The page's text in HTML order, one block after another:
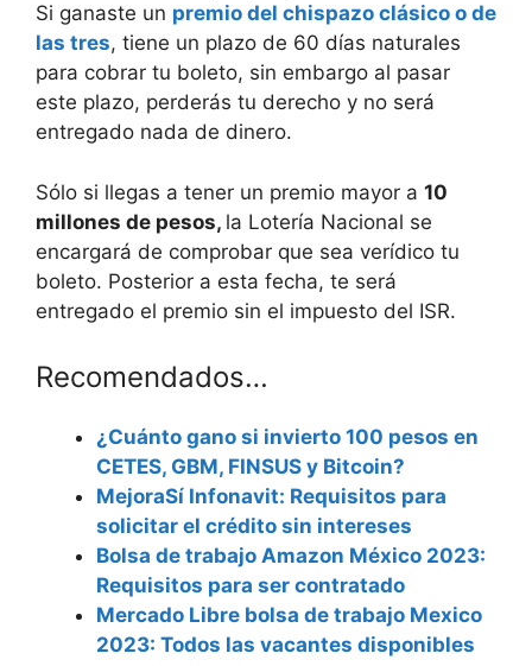
Si ganaste un premio del chispazo clásico o de
las tres, tiene un plazo de 60 días naturales
para cobrar tu boleto, sin embargo al pasar
este plazo, perderás tu derecho y no será
entregado nada de dinero.
Sólo si llegas a tener un premio mayor a 10
millones de pesos, la Lotería Nacional se
encargará de comprobar que sea verídico tu
boleto. Posterior a esta fecha, te será
entregado el premio sin el impuesto del ISR.
Recomendados…
¿Cuánto gano si invierto 100 pesos en
CETES, GBM, FINSUS y Bitcoin?
MejoraSí Infonavit: Requisitos para
solicitar el crédito sin intereses
Bolsa de trabajo Amazon México 2023:
Requisitos para ser contratado
Mercado Libre bolsa de trabajo Mexico
2023: Todos las vacantes disponibles